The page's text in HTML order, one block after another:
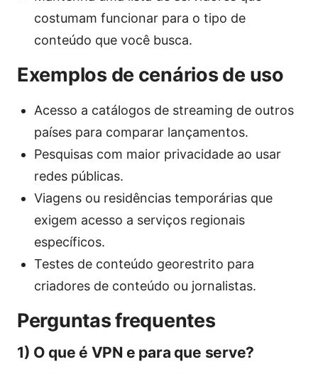
costumam funcionar para o tipo de
conteúdo que você busca.
Exemplos de cenários de uso
Acesso a catálogos de streaming de outros
países para comparar lançamentos.
Pesquisas com maior privacidade ao usar
redes públicas.
Viagens ou residências temporárias que
exigem acesso a serviços regionais
específicos.
Testes de conteúdo georestrito para
criadores de conteúdo ou jornalistas.
Perguntas frequentes
1) O que é VPN e para que serve?